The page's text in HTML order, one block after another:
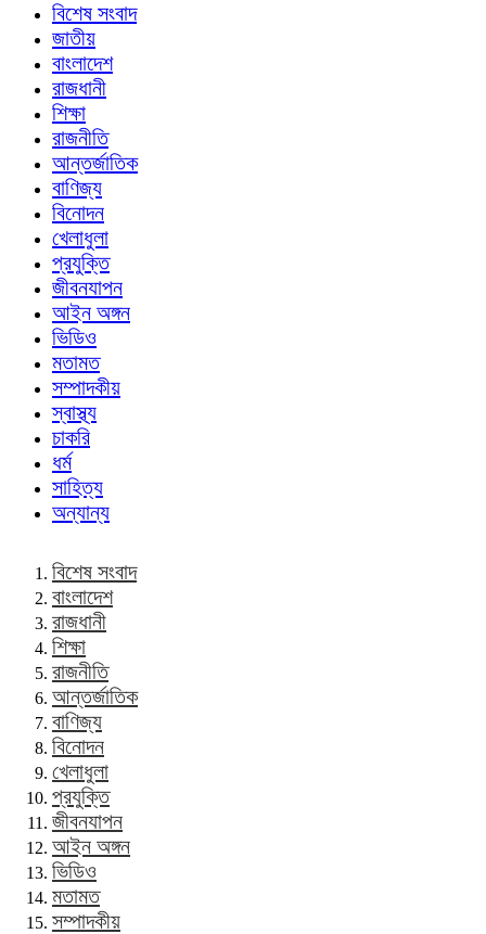
বিশেষ সংবাদ
জাতীয়
বাংলাদেশ
রাজধানী
শিক্ষা
রাজনীতি
আন্তর্জাতিক
বাণিজ্য
বিনোদন
খেলাধুলা
প্রযুক্তি
জীবনযাপন
আইন অঙ্গন
ভিডিও
মতামত
সম্পাদকীয়
স্বাস্থ্য
চাকরি
ধর্ম
সাহিত্য
অন্যান্য
বিশেষ সংবাদ
বাংলাদেশ
রাজধানী
শিক্ষা
রাজনীতি
আন্তর্জাতিক
বাণিজ্য
বিনোদন
খেলাধুলা
প্রযুক্তি
জীবনযাপন
আইন অঙ্গন
ভিডিও
মতামত
সম্পাদকীয়